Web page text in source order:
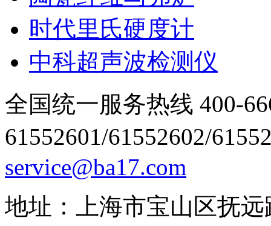
时代里氏硬度计
中科超声波检测仪
全国统一服务热线 400-
61552601/61552602/
service@ba17.com
地址：上海市宝山区抚